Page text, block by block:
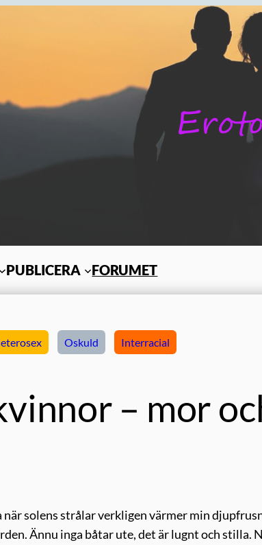
PUBLICERA FORUMET
Oskuld Interracial
– mor
när solens strålar verkligen värmer min
Ännu inga båtar ute, det är lugnt och stilla.